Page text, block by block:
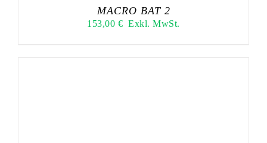
MACRO BAT 2
153,00 € Exkl. MwSt.